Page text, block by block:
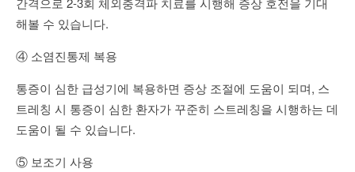
해볼 수 있습니다.
④ 소염진통제 복용
통증이 심한 급성기에 복용하면 증상 조절에 도움이 되며, 스
트레칭 시 통증이 심한 환자가 꾸준히 스트레칭을 시행하는 데
도움이 될 수 있습니다.
⑤ 보조기 사용